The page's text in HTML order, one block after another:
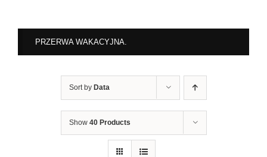
PRZERWA WAKACYJNA.
Sort by Data
Show 40 Products